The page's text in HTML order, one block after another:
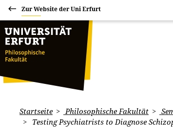
Zur Website der Uni Erfurt
Startseite Philosophische Fakultät
Testing Psychiatrists to Diagnose